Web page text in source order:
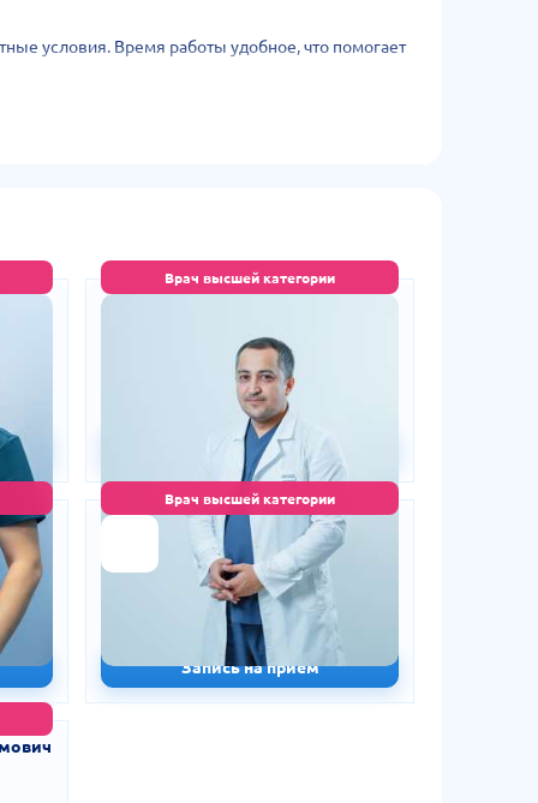
условия. Время работы удобное, что помогает
Врач высшей категории
ЛОР
стаж 20 лет
150 000 сум
Запись на приём
Врач высшей категории
Исматуллаев Зафар
Улугмурадович
Хирург
стаж 15 лет
250 000 сум270 000 сум -7%
Запись на приём